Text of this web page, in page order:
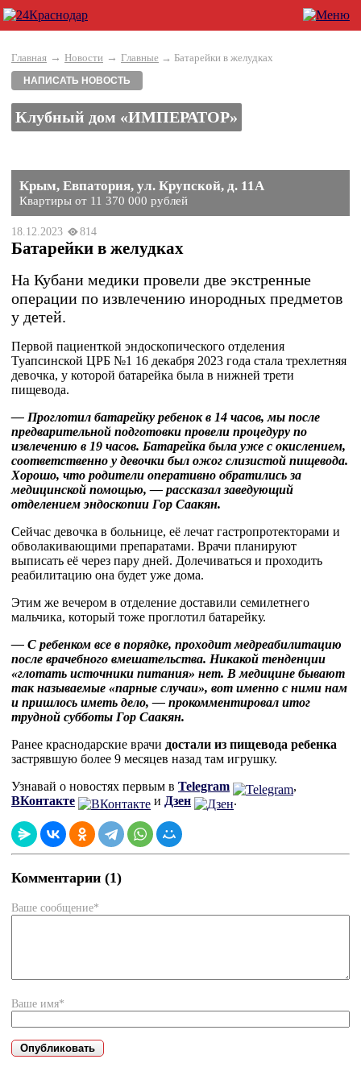
Главная → Новости → Главные → Батарейки в желудках
НАПИСАТЬ НОВОСТЬ
Клубный дом «ИМПЕРАТОР»
Крым, Евпатория, ул. Крупской, д. 11А
Квартиры от 11 370 000 рублей
18.12.2023 814
Батарейки в желудках
На Кубани медики провели две экстренные
операции по извлечению инородных предметов
у детей.
Первой пациенткой эндоскопического отделения
Туапсинской ЦРБ №1 16 декабря 2023 года стала трехлетняя
девочка, у которой батарейка была в нижней трети
пищевода.
— Проглотил батарейку ребенок в 14 часов, мы после
предварительной подготовки провели процедуру по
извлечению в 19 часов. Батарейка была уже с окислением,
соответственно у девочки был ожог слизистой пищевода.
Хорошо, что родители оперативно обратились за
медицинской помощью, — рассказал заведующий
отделением эндоскопии Гор Саакян.
Сейчас девочка в больнице, её лечат гастропротекторами и
обволакивающими препаратами. Врачи планируют
выписать её через пару дней. Долечиваться и проходить
реабилитацию она будет уже дома.
Этим же вечером в отделение доставили семилетнего
мальчика, который тоже проглотил батарейку.
— С ребенком все в порядке, проходит медреабилитацию
после врачебного вмешательства. Никакой тенденции
«глотать источники питания» нет. В медицине бывают
так называемые «парные случаи», вот именно с ними нам
и пришлось иметь дело, — прокомментировал итог
трудной субботы Гор Саакян.
Ранее краснодарские врачи достали из пищевода ребенка
застрявшую более 9 месяцев назад там игрушку.
Узнавай о новостях первым в Telegram
,
ВКонтакте
и Дзен .
Комментарии (1)
Ваше сообщение*
Ваше имя*